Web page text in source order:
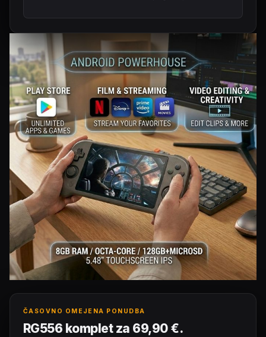
ČASOVNO OMEJENA PONUDBA
RG556 komplet za 69,90 €.